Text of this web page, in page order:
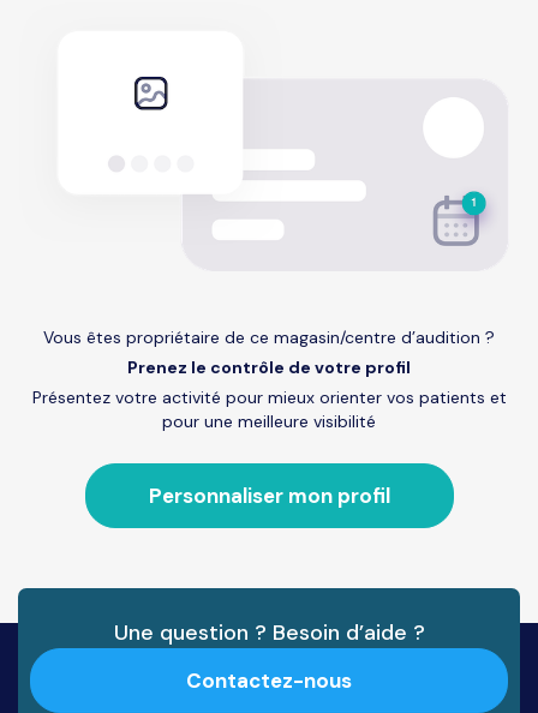
Vous êtes propriétaire de ce magasin/centre d’audition ?
Prenez le contrôle de votre profil
Présentez votre activité pour mieux orienter vos patients et
pour une meilleure visibilité
Personnaliser mon profil
Une question ? Besoin d’aide ?
Contactez-nous